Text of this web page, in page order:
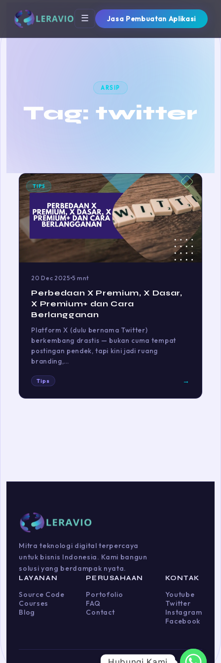
☰ Jasa Pembuatan Aplikasi
ARSIP
Tag: twitter
TIPS
20 Dec 2025 5 mnt
Perbedaan X Premium, X Dasar,
X Premium+ dan Cara
Berlangganan
Platform X (dulu bernama Twitter)
berkembang drastis — bukan cuma tempat
postingan pendek, tapi kini jadi ruang
branding,…
Tips →
Mitra teknologi digital terpercaya
untuk bisnis Indonesia. Kami bangun
solusi yang berdampak nyata.
LAYANAN
Source Code
Courses
Blog
PERUSAHAAN
Portofolio
FAQ
Contact
KONTAK
Youtube
Twitter
Instagram
Facebook